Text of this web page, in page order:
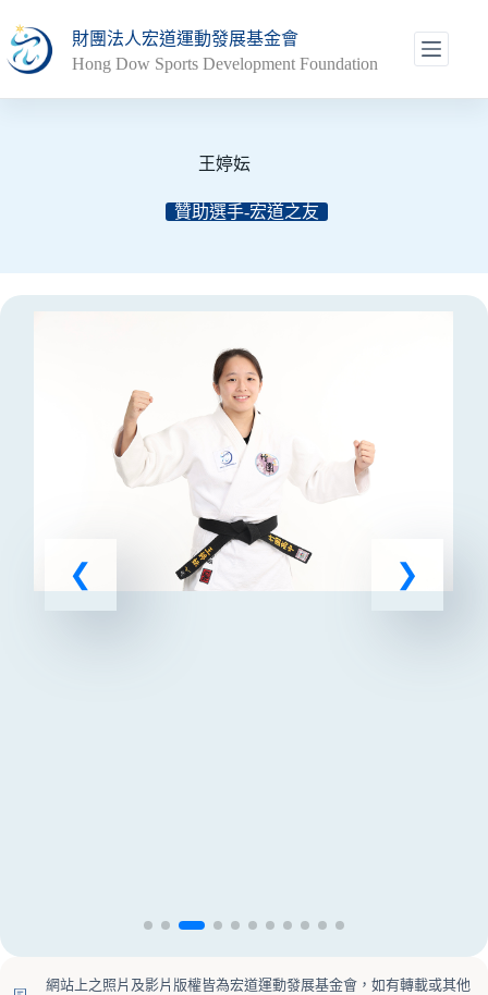
至
主
財團法人宏道運動發展基金會
Hong Dow Sports Development Foundation
王婷妘
贊助選手-宏道之友
網站上之照片及影片版權皆為宏道運動發展基金會，如有轉載或其他